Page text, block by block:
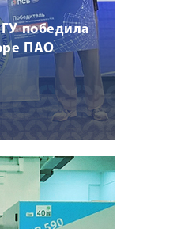
победила
ПАО